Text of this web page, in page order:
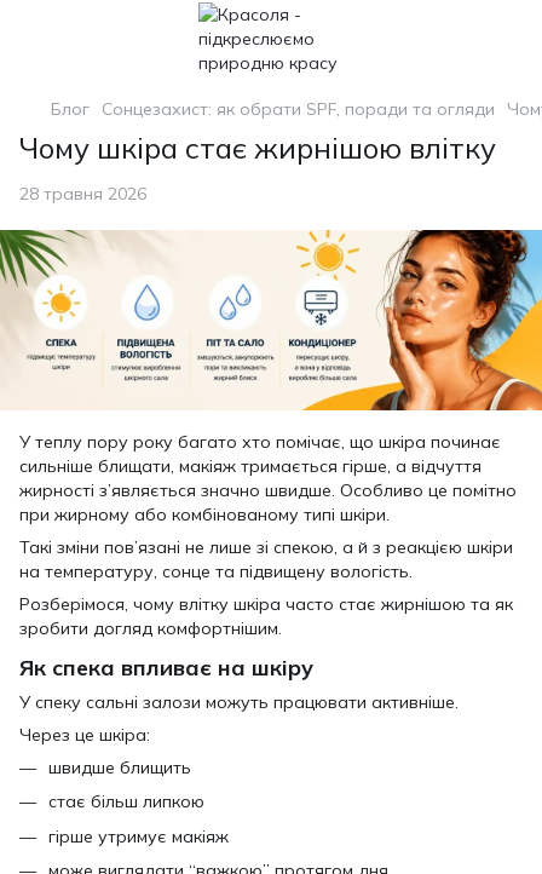
Блог Сонцезахист: як обрати SPF, поради та огляди
Чому шкіра стає жирнішою влітку
28 травня 2026
У теплу пору року багато хто помічає, що шкіра починає
сильніше блищати, макіяж тримається гірше, а відчуття
жирності з’являється значно швидше. Особливо це помітно
при жирному або комбінованому типі шкіри.
Такі зміни пов’язані не лише зі спекою, а й з реакцією шкіри
на температуру, сонце та підвищену вологість.
Розберімося, чому влітку шкіра часто стає жирнішою та як
зробити догляд комфортнішим.
Як спека впливає на шкіру
У спеку сальні залози можуть працювати активніше.
Через це шкіра:
швидше блищить
стає більш липкою
гірше утримує макіяж